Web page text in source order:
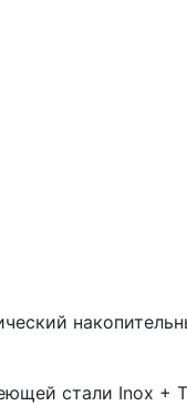
стали Inox +